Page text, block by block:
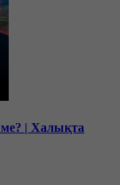
| Халықта